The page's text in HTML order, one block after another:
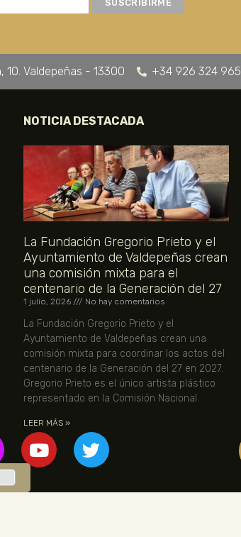
10. Valdepeñas - 13300 +34 926 324 965
NOTICIA DESTACADA
La Fundación Gregorio Prieto y el
Ayuntamiento de Valdepeñas crean
una comisión mixta para el
centenario de la Generación del 27
1 julio, 2026 No hay comentarios
La Fundación Gregorio Prieto y el
Ayuntamiento de Valdepeñas crean una
comisión mixta para coordinar los actos del
centenario de la Generación del 27 en 2027.
Gregorio Prieto es el único artista plástico
representado en la Comisión Nacional.
LEER MÁS »